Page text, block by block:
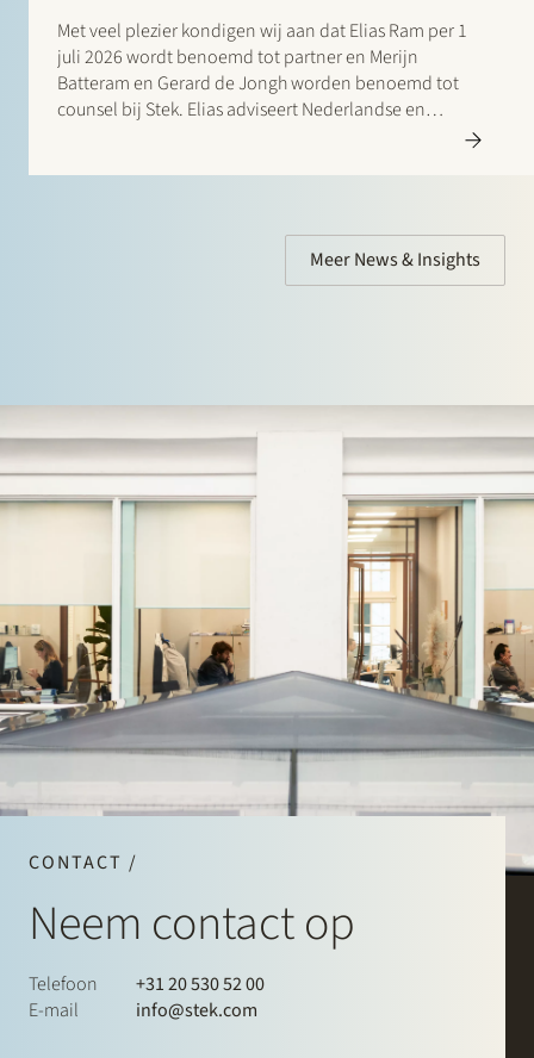
Met veel plezier kondigen wij aan dat Elias Ram per 1
juli 2026 wordt benoemd tot partner en Merijn
Batteram en Gerard de Jongh worden benoemd tot
counsel bij Stek. Elias adviseert Nederlandse en
Meer News & Insights
CONTACT /
Neem contact op
Telefoon
+31 20 530 52 00
E-mail
info@stek.com